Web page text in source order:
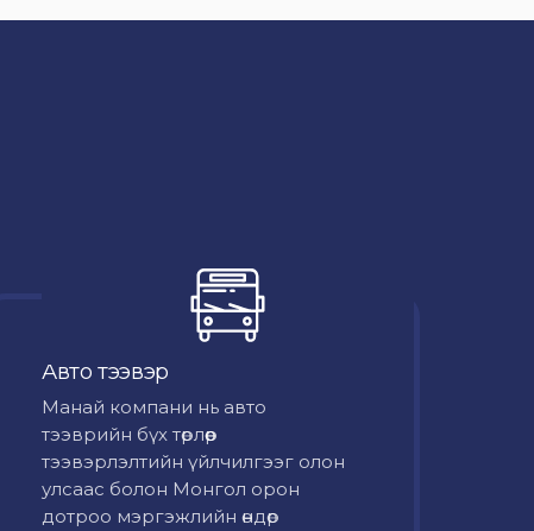
Авто тээвэр
Mанай компани нь авто
тээврийн бүх төрлөөр
тээвэрлэлтийн үйлчилгээг олон
улсаас болон Монгол орон
дотроо мэргэжлийн өндөр